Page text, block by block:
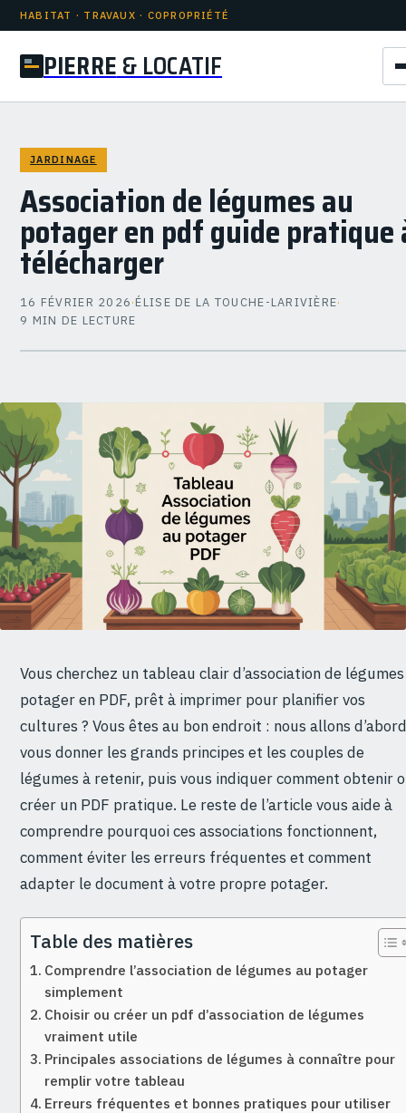
HABITAT · TRAVAUX · COPROPRIÉTÉ
PIERRE & LOCATIF
JARDINAGE
Association de légumes au
potager en pdf guide pratique
télécharger
16 FÉVRIER 2026·ÉLISE DE LA TOUCHE-LARIVIÈRE·
9 MIN DE LECTURE
Vous cherchez un tableau clair d’association de
potager en PDF, prêt à imprimer pour planifier vos
cultures ? Vous êtes au bon endroit : nous allons d’abord
vous donner les grands principes et les couples de
légumes à retenir, puis vous indiquer comment obtenir
créer un PDF pratique. Le reste de l’article vous aide à
comprendre pourquoi ces associations fonctionnent,
comment éviter les erreurs fréquentes et comment
adapter le document à votre propre potager.
Table des matières
Comprendre l’association de légumes au potager
simplement
Choisir ou créer un pdf d’association de légumes
vraiment utile
Principales associations de légumes à connaître pour
remplir votre tableau
Erreurs fréquentes et bonnes pratiques pour utiliser